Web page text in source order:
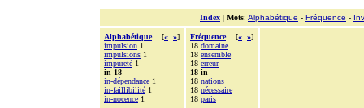
Index | Mots: Alphabétique - Fréquence -
Alphabétique [« »]
impulsion 1
impulsions 1
impureté 1
in 18
in-dépendance 1
in-faillibilité 1
in-nocence 1
Fréquence [« »]
18 domaine
18 ensemble
18 erreur
18 in
18 nations
18 nécessaire
18 paris